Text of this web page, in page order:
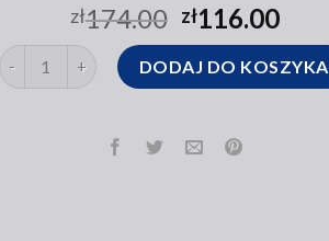
zł174.00 zł116.00
ilość torba na lato DODAJ DO KOSZYKA